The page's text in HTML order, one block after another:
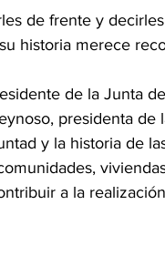
de frente y
historia merece
de la Junta
presidenta de
y la historia de
a la